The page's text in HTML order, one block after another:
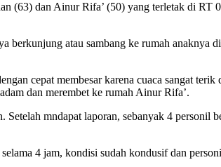
(63) dan Ainur Rifa’ (50) yang terletak di RT
atau sambang ke rumah anaknya
cepat membesar karena cuaca sangat
dan merembet ke rumah Ainur Rifa’.
mndapat laporan, sebanyak 4 personil
4 jam, kondisi sudah kondusif dan